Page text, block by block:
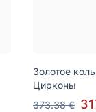
Золотое
Цирконы
373.38 €